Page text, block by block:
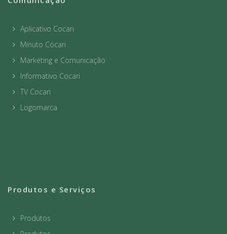
Aplicativo Cocari
Minuto Cocari
Marketing e Comunicação
Informativo Cocari
TV Cocari
Logomarca
Produtos e Serviços
Produtos